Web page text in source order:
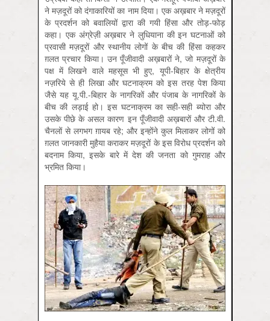
ने मज़दूरों को दंगाकारियों का नाम दिया। एक अख़बार ने मज़दूरों
के प्रदर्शन को बवालियों द्वारा की गयी हिंसा और तोड़-फोड़
कहा। एक अंग्रेज़ी अख़बार ने लुधियाना की इन घटनाओं को
प्रवासी मज़दूरों और स्थानीय लोगों के बीच की हिंसा कहकर
ग़लत प्रचार किया। उन पूँजीवादी अख़बारों ने, जो मज़दूरों के
पक्ष में लिखने वाले महसूस भी हुए, यूपी-बिहार के क्षेत्रीय
नज़रिये से ही लिखा और घटनाक्रम को इस तरह पेश किया
जैसे यह यू.पी.-बिहार के नागरिकों और पंजाब के नागरिकों के
बीच की लड़ाई हो। इस घटनाक्रम का सही-सही ब्योरा और
उसके पीछे के असल कारण इन पूँजीवादी अख़बारों और टी.वी.
चैनलों से लगभग ग़ायब रहे; और इन्होंने कुल मिलाकर लोगों को
ग़लत जानकारी मुहैया कराकर मज़दूरों के इस विरोध प्रदर्शन को
बदनाम किया, इसके बारे में देश की जनता को गुमराह और
भ्रमित किया।